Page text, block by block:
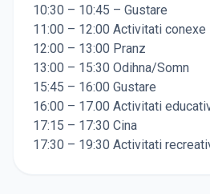
10:30 – 10:45 – Gustare
11:00 – 12:00 Activitati conexe
12:00 – 13:00 Pranz
13:00 – 15:30 Odihna/Somn
15:45 – 16:00 Gustare
16:00 – 17.00 Activitati
17:15 – 17:30 Cina
17:30 – 19:30 Activitati